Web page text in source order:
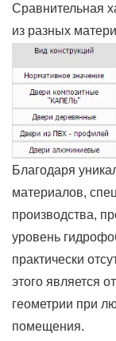
Сравнительная
из разных
Благодаря
материалов,
производства,
уровень
практически
этого является
геометрии при
помещения.